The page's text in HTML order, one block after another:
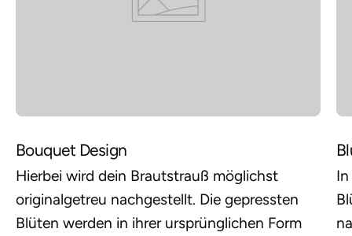
Bouquet Design
Hierbei wird dein Brautstrauß möglichst
originalgetreu nachgestellt. Die gepressten
Blüten werden in ihrer ursprünglichen Form